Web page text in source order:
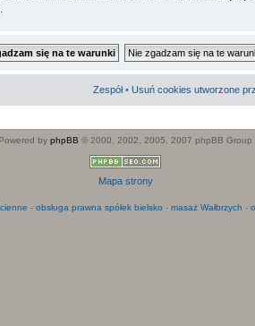
Zespół• Usuń cookies utworzone
Powered by phpBB © 2000, 2002, 2005, 2007 phpBB Group
Mapa strony
- obsługa prawna spółek bielsko - masaż Wałbrzych -